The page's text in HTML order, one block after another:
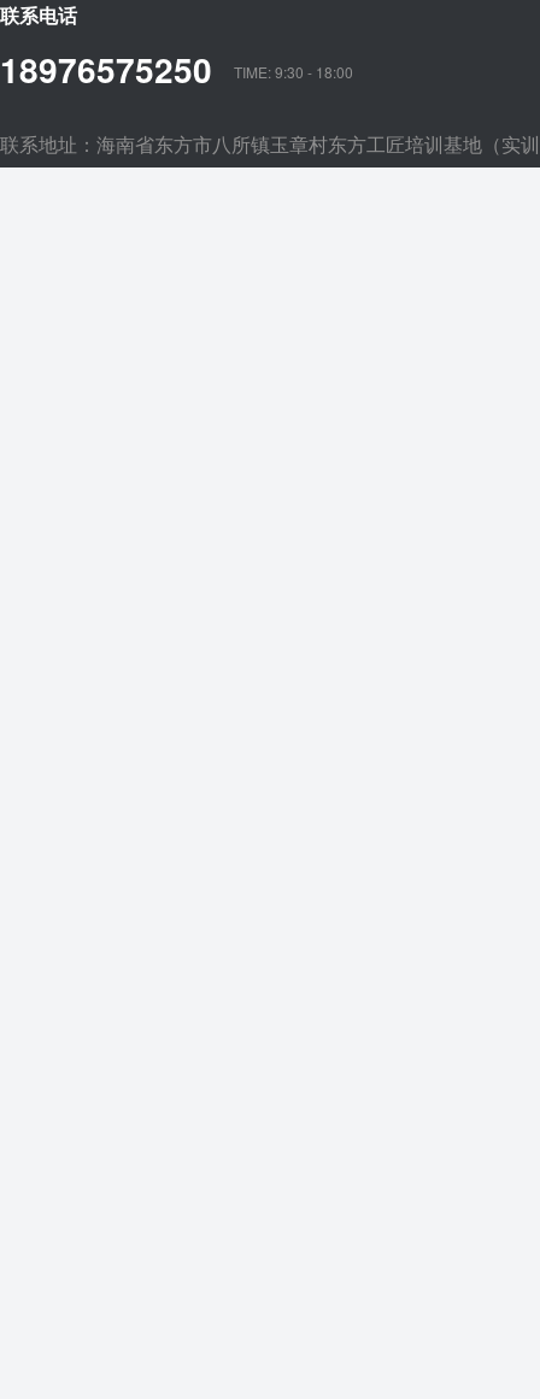
联系电话
18976575250 TIME: 9:30 - 18:00
联系地址：海南省东方市八所镇玉章村东方工匠培训基地（实